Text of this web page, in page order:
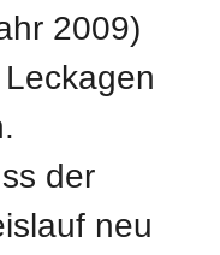
2009)
der
neu